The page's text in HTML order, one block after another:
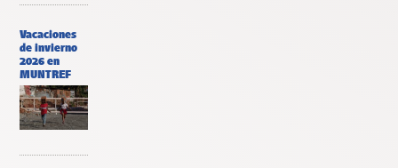
Vacaciones
de invierno
2026 en
MUNTREF